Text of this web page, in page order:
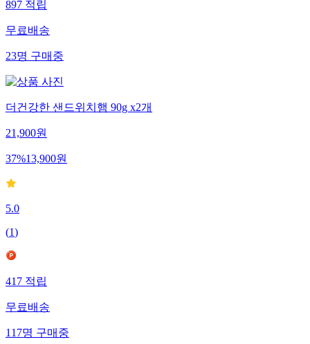
897적립
무료배송
23명구매중
더건강한 샌드위치햄 90g x2개
21,900원
37%13,900원
5.0
(1)
417적립
무료배송
117명구매중